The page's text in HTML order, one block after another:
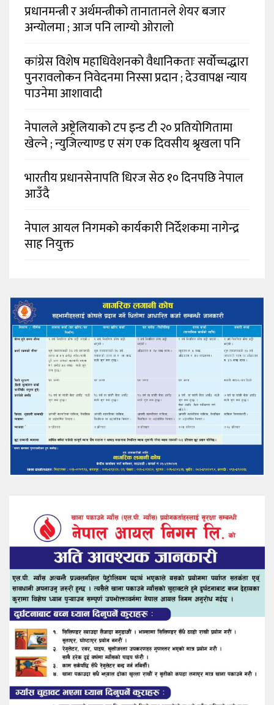
प्रधानमन्त्री र अर्थमन्त्रीको तानातानले शेयर बजार
अन्योलमा ; आज पनि लाग्यो ओरालो
कांग्रेस विशेष महाधिवेशनको वैधानिकताः सर्वोच्चद्धारा
पुनरावलोकन निवेदनमा निस्सा प्रदान ; देउवापक्ष न्याय
पाउनेमा आशावादी
नेपालले अष्ट्रेलियाको टप इन्ड टी २० प्रतियोगितामा
खेल्ने ; न्युजिल्याण्ड ए संग एक दिवसीय श्रृखला पनि
भारतीय प्रधानसेनापति धिरज सेठ १० दिनपछि नेपाल
आउँदै
नेपाल आयल निगमको कार्यकारी निर्देशकमा नागेन्द्र
साह नियुक्त